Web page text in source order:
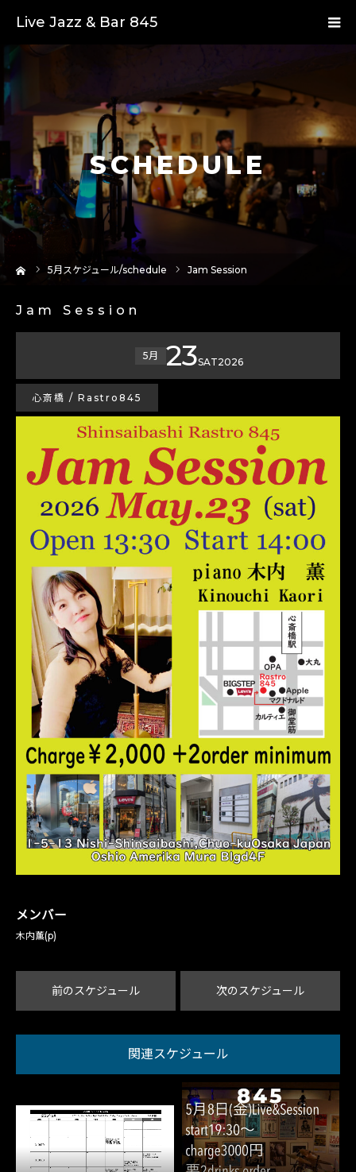
Live Jazz & Bar 845
SCHEDULE
5月スケジュール/schedule Jam Session
Jam Session
5月 23SAT2026
心斎橋 / Rastro845
メンバー
木内薫(p)
前のスケジュール 次のスケジュール
関連スケジュール